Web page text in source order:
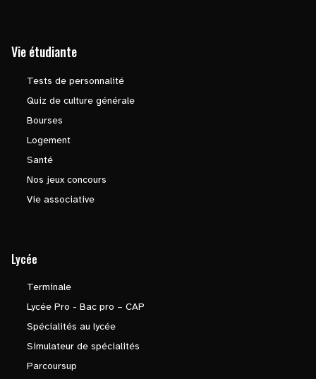
Vie étudiante
Tests de personnalité
Quiz de culture générale
Bourses
Logement
Santé
Nos jeux concours
Vie associative
Lycée
Terminale
Lycée Pro - Bac pro – CAP
Spécialités au lycée
Simulateur de spécialités
Parcoursup